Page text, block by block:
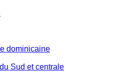
dominicaine
Sud et centrale